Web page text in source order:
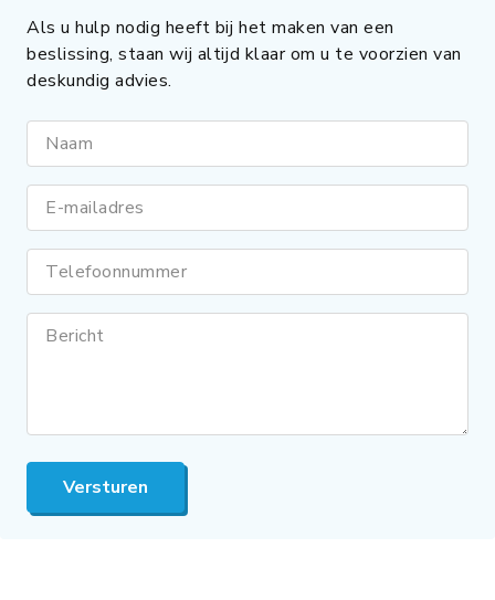
Als u hulp nodig heeft bij het maken van een
beslissing, staan wij altijd klaar om u te voorzien van
deskundig advies.
Naam
E-mailadres
Telefoonnummer
Bericht
Versturen